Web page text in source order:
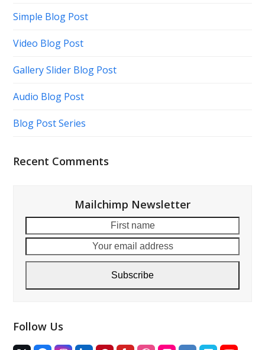
Simple Blog Post
Video Blog Post
Gallery Slider Blog Post
Audio Blog Post
Blog Post Series
Recent Comments
Mailchimp Newsletter
name
email
Subscribe
Follow Us